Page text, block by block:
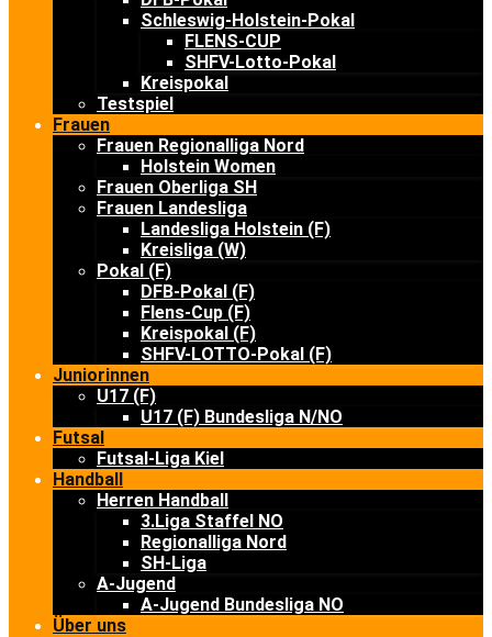
Schleswig-Holstein-Pokal
FLENS-CUP
SHFV-Lotto-Pokal
Kreispokal
Testspiel
Frauen
Frauen Regionalliga Nord
Holstein Women
Frauen Oberliga SH
Frauen Landesliga
Landesliga Holstein (F)
Kreisliga (W)
Pokal (F)
DFB-Pokal (F)
Flens-Cup (F)
Kreispokal (F)
SHFV-LOTTO-Pokal (F)
Juniorinnen
U17 (F)
U17 (F) Bundesliga N/NO
Futsal
Futsal-Liga Kiel
Handball
Herren Handball
3.Liga Staffel NO
Regionalliga Nord
SH-Liga
A-Jugend
A-Jugend Bundesliga NO
Über uns